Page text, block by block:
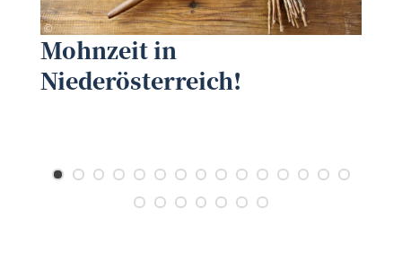
©Andrea Knura
Mohnzeit in
Niederösterreich!